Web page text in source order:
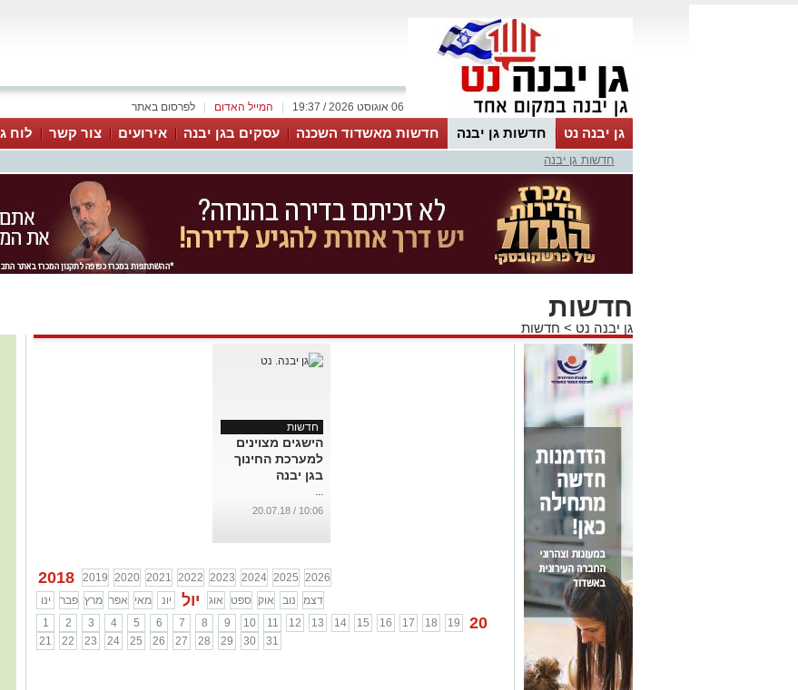
לפרסום באתר המייל האדום 06 אוגוסט 2026 / 19:37
גן יבנה נט חדשות גן יבנה חדשות מאשדוד השכנה עסקים בגן יבנה אירועים צור קשר לוח
MyKehila
חדשות גן יבנה
חדשות
גן יבנה נט > חדשות
חדשות
הישגים מצוינים
למערכת החינוך
בגן יבנה
...
10:06 / 20.07.18
2018 2019 2020 2021 2022 2023 2024 2025 2026
ינו
פבר מרץ אפר מאי יונ יול אוג ספט אוק נוב
דצמ
1
2 3 4 5 6 7 8 9 10 11 12 13 14 15 16 17 18 19 20
21 22 23 24 25 26 27 28 29 30 31